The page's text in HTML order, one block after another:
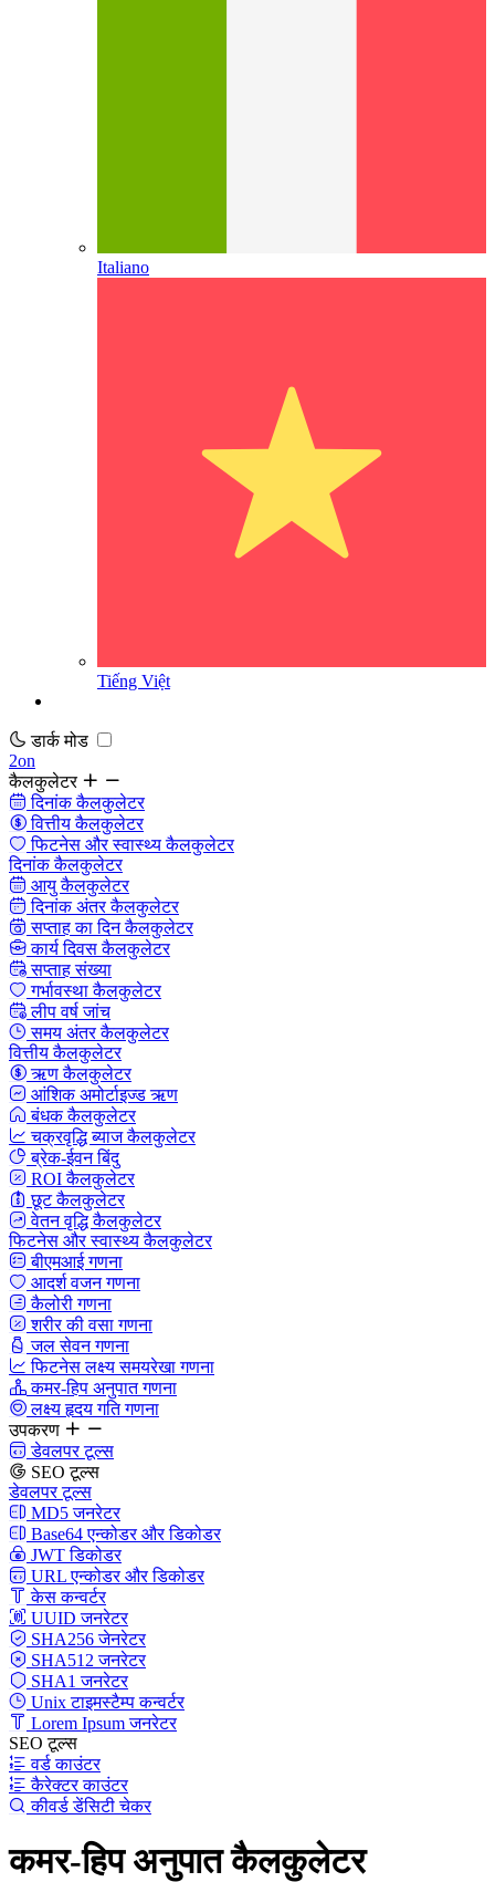
Italiano
Tiếng Việt
डार्क मोड
2on
कैलकुलेटर
दिनांक कैलकुलेटर
वित्तीय कैलकुलेटर
फिटनेस और स्वास्थ्य कैलकुलेटर
दिनांक कैलकुलेटर
आयु कैलकुलेटर
दिनांक अंतर कैलकुलेटर
सप्ताह का दिन कैलकुलेटर
कार्य दिवस कैलकुलेटर
सप्ताह संख्या
गर्भावस्था कैलकुलेटर
लीप वर्ष जांच
समय अंतर कैलकुलेटर
वित्तीय कैलकुलेटर
ऋण कैलकुलेटर
आंशिक अमोर्टाइज्ड ऋण
बंधक कैलकुलेटर
चक्रवृद्धि ब्याज कैलकुलेटर
ब्रेक-ईवन बिंदु
ROI कैलकुलेटर
छूट कैलकुलेटर
वेतन वृद्धि कैलकुलेटर
फिटनेस और स्वास्थ्य कैलकुलेटर
बीएमआई गणना
आदर्श वजन गणना
कैलोरी गणना
शरीर की वसा गणना
जल सेवन गणना
फिटनेस लक्ष्य समयरेखा गणना
कमर-हिप अनुपात गणना
लक्ष्य हृदय गति गणना
उपकरण
डेवलपर टूल्स
SEO टूल्स
डेवलपर टूल्स
MD5 जनरेटर
Base64 एन्कोडर और डिकोडर
JWT डिकोडर
URL एन्कोडर और डिकोडर
केस कन्वर्टर
UUID जनरेटर
SHA256 जेनरेटर
SHA512 जनरेटर
SHA1 जनरेटर
Unix टाइमस्टैम्प कन्वर्टर
Lorem Ipsum जनरेटर
SEO टूल्स
वर्ड काउंटर
कैरेक्टर काउंटर
कीवर्ड डेंसिटी चेकर
कमर-हिप अनुपात कैलकुलेटर